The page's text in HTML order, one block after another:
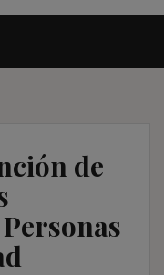
de